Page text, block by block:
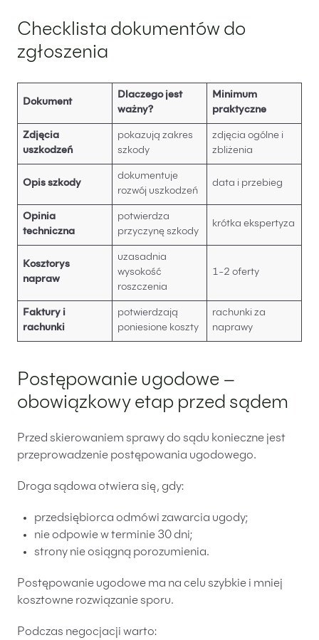
Checklista dokumentów do
zgłoszenia
Dokument
Dlaczego jest
ważny?
Minimum
praktyczne
Zdjęcia
uszkodzeń
pokazują zakres
szkody
zdjęcia ogólne i
zbliżenia
Opis szkody
dokumentuje
rozwój uszkodzeń
data i przebieg
Opinia
techniczna
potwierdza
przyczynę szkody
krótka ekspertyza
Kosztorys
napraw
uzasadnia
wysokość
roszczenia
1-2 oferty
Faktury i
rachunki
potwierdzają
poniesione koszty
rachunki za
naprawy
Postępowanie ugodowe –
obowiązkowy etap przed sądem
Przed skierowaniem sprawy do sądu konieczne jest
przeprowadzenie postępowania ugodowego.
Droga sądowa otwiera się, gdy:
przedsiębiorca odmówi zawarcia ugody;
nie odpowie w terminie 30 dni;
strony nie osiągną porozumienia.
Postępowanie ugodowe ma na celu szybkie i mniej
kosztowne rozwiązanie sporu.
Podczas negocjacji warto: